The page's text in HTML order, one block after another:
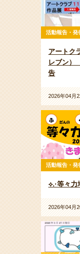
活動報告・発
アートク
レブン）
告
2026年04月
活動報告・発
⟡.·等々力
2026年04月